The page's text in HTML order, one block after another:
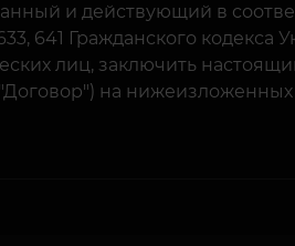
и действующий в
641 Гражданского кодекса
лиц, заключить
на нижеизложенных